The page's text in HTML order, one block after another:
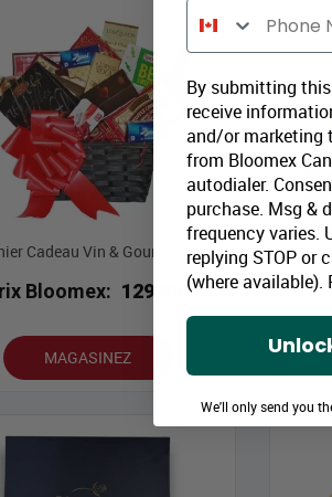
Cadeau Vin & Gourmand
Bloomex: 129,99 $
MAGASINEZ
Phone Number
By submitting
receive
and/or marketing
from Bloomex
autodialer.
purchase. Msg &
frequency varies.
replying STOP or
(where available).
We'll only send you